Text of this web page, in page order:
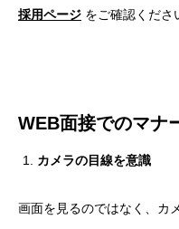
採用ページ をご確認くださ
WEB面接でのマナ
カメラの目線を意識
画面を見るのではなく、カ